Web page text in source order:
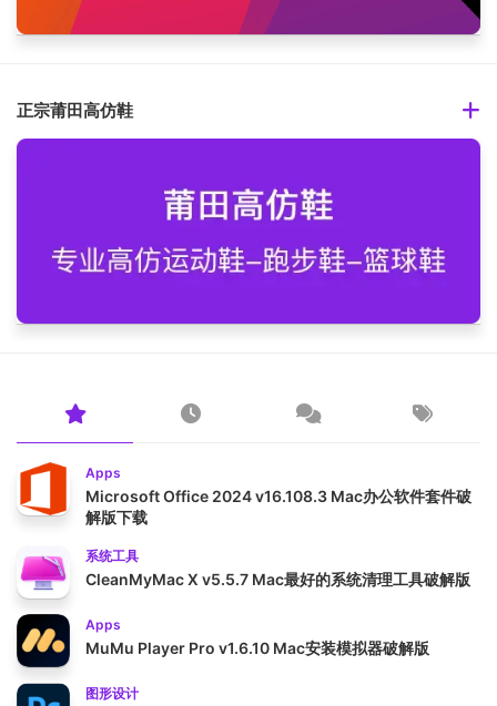
正宗莆田高仿鞋
Apps
Microsoft Office 2024 v16.108.3 Mac办公软件套件破
解版下载
系统工具
CleanMyMac X v5.5.7 Mac最好的系统清理工具破解版
Apps
MuMu Player Pro v1.6.10 Mac安装模拟器破解版
图形设计